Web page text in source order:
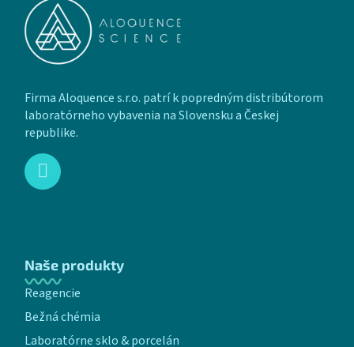
Firma Aloquence s.r.o. patrí k popredným distribútorom
laboratórneho vybavenia na Slovensku a Českej
republike.
Naše produkty
Reagencie
Bežná chémia
Laboratórne sklo & porcelán